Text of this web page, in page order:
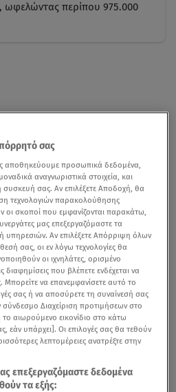
ωφελώντας περίπου 975.000
σας
αποθηκεύουμε προσωπικά δεδομένα,
αναγνωριστικά στοιχεία, και
σας. Αν επιλέξετε Αποδοχή, θα
τεχνολογιών παρακολούθησης
οι σκοποί που εμφανίζονται παρακάτω,
μας επεξεργαζόμαστε τα
Αν επιλέξετε Απόρριψη όλων
σας, οι εν λόγω τεχνολογίες θα
οι ιχνηλάτες, ορισμένο
διαφημίσεις που βλέπετε ενδέχεται να
Μπορείτε να επανεμφανίσετε αυτό το
σας ή να αποσύρετε τη συναίνεσή σας
Διαχείριση προτιμήσεων στο
αιωρούμενο εικονίδιο στο κάτω
εάν υπάρχει]. Οι επιλογές σας θα τεθούν
λεπτομέρειες ανατρέξτε στην
επεξεργαζόμαστε δεδομένα
τα εξής: